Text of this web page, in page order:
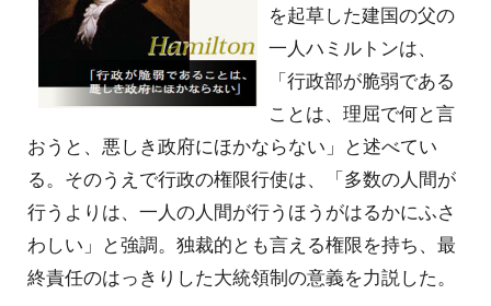
を起草した建国の父の
一人ハミルトンは、
「行政部が脆弱である
ことは、理屈で何と言
おうと、悪しき政府にほかならない」と述べてい
る。そのうえで行政の権限行使は、「多数の人間が
行うよりは、一人の人間が行うほうがはるかにふさ
わしい」と強調。独裁的とも言える権限を持ち、最
終責任のはっきりした大統領制の意義を力説した。